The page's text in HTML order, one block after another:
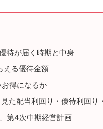
待が届く時期と中身
える優待金額
得になるか
た配当利回り・優待利回り
第4次中期経営計画